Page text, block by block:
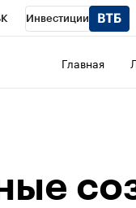
Инвестиции
Главная